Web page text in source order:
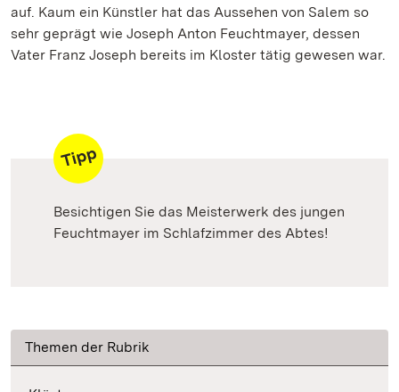
auf. Kaum ein Künstler hat das Aussehen von Salem so
sehr geprägt wie Joseph Anton Feuchtmayer, dessen
Vater Franz Joseph bereits im Kloster tätig gewesen war.
Besichtigen Sie das Meisterwerk des jungen
Feuchtmayer im Schlafzimmer des Abtes!
Themen der Rubrik